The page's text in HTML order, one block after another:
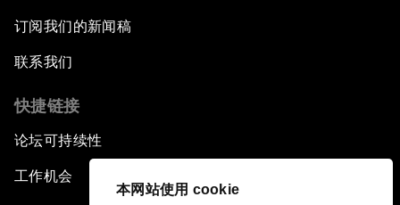
本网站使用 cookie
订阅我们的新闻稿
联系我们
快捷链接
论坛可持续性
工作机会